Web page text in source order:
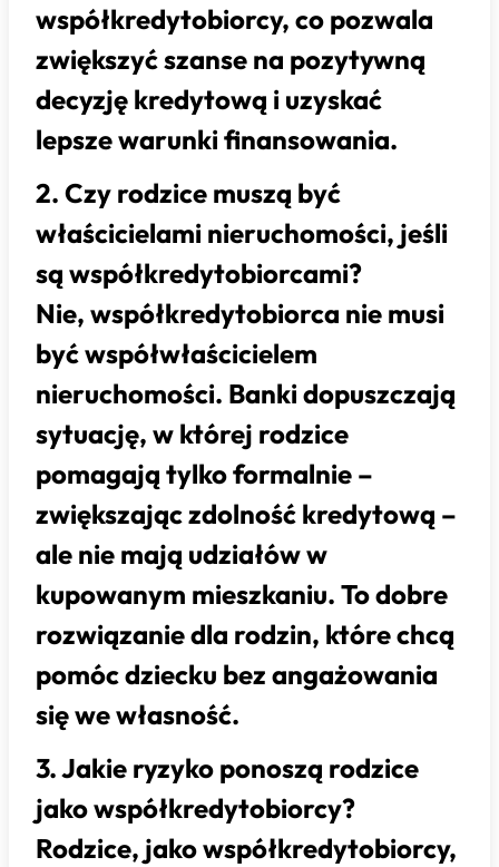
współkredytobiorcy, co pozwala
zwiększyć szanse na pozytywną
decyzję kredytową i uzyskać
lepsze warunki finansowania.
2. Czy rodzice muszą być
właścicielami nieruchomości, jeśli
są współkredytobiorcami?
Nie, współkredytobiorca nie musi
być współwłaścicielem
nieruchomości. Banki dopuszczają
sytuację, w której rodzice
pomagają tylko formalnie –
zwiększając zdolność kredytową –
ale nie mają udziałów w
kupowanym mieszkaniu. To dobre
rozwiązanie dla rodzin, które chcą
pomóc dziecku bez angażowania
się we własność.
3. Jakie ryzyko ponoszą rodzice
jako współkredytobiorcy?
Rodzice, jako współkredytobiorcy,